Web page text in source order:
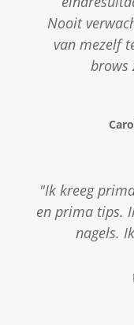
Nooit
van mezelf
brows
"Ik kreeg
en prima tips.
nagels.